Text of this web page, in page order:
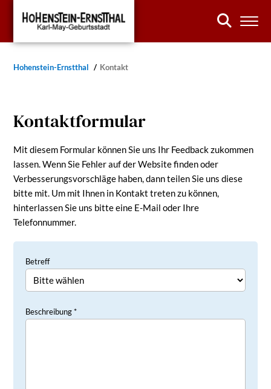
Hohenstein-Ernstthal Kontakt
Kontaktformular
Mit diesem Formular können Sie uns Ihr Feedback zukommen
lassen. Wenn Sie Fehler auf der Website finden oder
Verbesserungsvorschläge haben, dann teilen Sie uns diese
bitte mit. Um mit Ihnen in Kontakt treten zu können,
hinterlassen Sie uns bitte eine E-Mail oder Ihre
Telefonnummer.
Betreff
Beschreibung *